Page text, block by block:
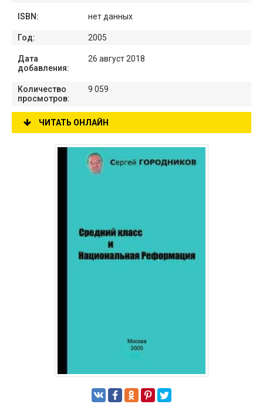
ISBN: нет данных
Год: 2005
Дата
добавления:
26 август 2018
Количество
просмотров:
9 059
ЧИТАТЬ ОНЛАЙН